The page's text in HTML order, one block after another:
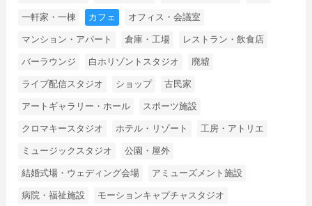
一軒家・一棟 カフェ オフィス・会議室
マンション・アパート 倉庫・工場 レストラン・飲食店
バーラウンジ 白ホリゾントスタジオ 廃墟
ライブ配信スタジオ ショップ 古民家
アートギャラリー・ホール スポーツ施設
クロマキースタジオ ホテル・リゾート 工房・アトリエ
ミュージックスタジオ 公園・屋外
結婚式場・ウェディング会場 アミューズメント施設
病院・福祉施設 モーションキャプチャスタジオ